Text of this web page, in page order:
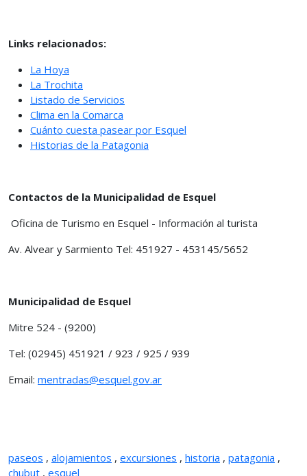
Links relacionados:
La Hoya
La Trochita
Listado de Servicios
Clima en la Comarca
Cuánto cuesta pasear por Esquel
Historias de la Patagonia
Contactos de la Municipalidad de Esquel
Oficina de Turismo en Esquel - Información al turista
Av. Alvear y Sarmiento Tel: 451927 - 453145/5652
Municipalidad de Esquel
Mitre 524 - (9200)
Tel: (02945) 451921 / 923 / 925 / 939
Email: mentradas@esquel.gov.ar
paseos , alojamientos , excursiones , historia , patagonia ,
chubut , esquel